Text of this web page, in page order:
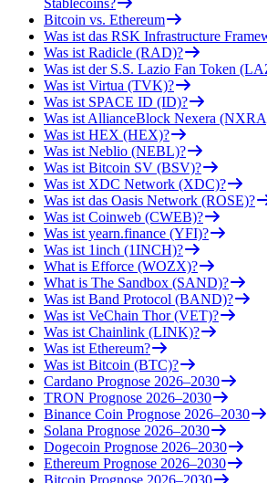
Stablecoins?
Bitcoin vs. Ethereum
Was ist das RSK Infrastructure
Was ist Radicle (RAD)?
Was ist der S.S. Lazio Fan Token
Was ist Virtua (TVK)?
Was ist SPACE ID (ID)?
Was ist AllianceBlock Nexera
Was ist HEX (HEX)?
Was ist Neblio (NEBL)?
Was ist Bitcoin SV (BSV)?
Was ist XDC Network (XDC)?
Was ist das Oasis Network (ROSE)?
Was ist Coinweb (CWEB)?
Was ist yearn.finance (YFI)?
Was ist 1inch (1INCH)?
What is Efforce (WOZX)?
What is The Sandbox (SAND)?
Was ist Band Protocol (BAND)?
Was ist VeChain Thor (VET)?
Was ist Chainlink (LINK)?
Was ist Ethereum?
Was ist Bitcoin (BTC)?
Cardano Prognose 2026–2030
TRON Prognose 2026–2030
Binance Coin Prognose 2026–2030
Solana Prognose 2026–2030
Dogecoin Prognose 2026–2030
Ethereum Prognose 2026–2030